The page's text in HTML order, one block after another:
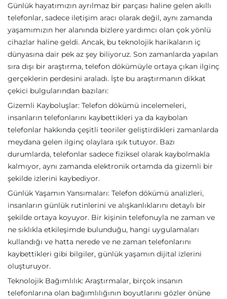
Günlük hayatımızın ayrılmaz bir parçası haline gelen akıllı
telefonlar, sadece iletişim aracı olarak değil, aynı zamanda
yaşamımızın her alanında bizlere yardımcı olan çok yönlü
cihazlar haline geldi. Ancak, bu teknolojik harikaların iç
dünyasına dair pek az şey biliyoruz. Son zamanlarda yapılan
sıra dışı bir araştırma, telefon dökümüyle ortaya çıkan ilginç
gerçeklerin perdesini araladı. İşte bu araştırmanın dikkat
çekici bulgularından bazıları:
Gizemli Kayboluşlar: Telefon dökümü incelemeleri,
insanların telefonlarını kaybettikleri ya da kaybolan
telefonlar hakkında çeşitli teoriler geliştirdikleri zamanlarda
meydana gelen ilginç olaylara ışık tutuyor. Bazı
durumlarda, telefonlar sadece fiziksel olarak kaybolmakla
kalmıyor, aynı zamanda elektronik ortamda da gizemli bir
şekilde izlerini kaybediyor.
Günlük Yaşamın Yansımaları: Telefon dökümü analizleri,
insanların günlük rutinlerini ve alışkanlıklarını detaylı bir
şekilde ortaya koyuyor. Bir kişinin telefonuyla ne zaman ve
ne sıklıkla etkileşimde bulunduğu, hangi uygulamaları
kullandığı ve hatta nerede ve ne zaman telefonlarını
kaybettikleri gibi bilgiler, günlük yaşamın dijital izlerini
oluşturuyor.
Teknolojik Bağımlılık: Araştırmalar, birçok insanın
telefonlarına olan bağımlılığının boyutlarını gözler önüne